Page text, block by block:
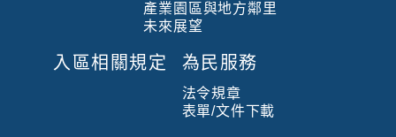
產業園區與地方鄰里
未來展望
入區相關規定 為民服務
法令規章
表單/文件下載